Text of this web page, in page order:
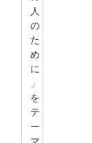
人
の
た
め
に
」
を
テ
ー